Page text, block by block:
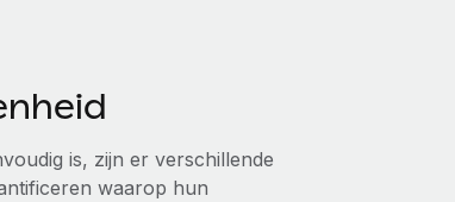
is, zijn er verschillende
waarop hun